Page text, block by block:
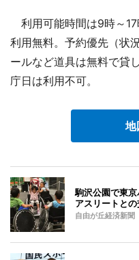
利用可能時間は9時～17
利用無料。予約優先（状
ールなど道具は無料で貸
庁日は利用不可。
地
駒沢公園で東
アスリートとの
自由が丘経済新聞